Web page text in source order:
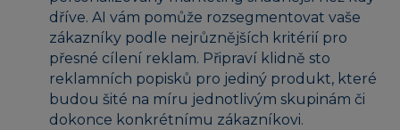
dříve. AI vám pomůže rozsegmentovat vaše
zákazníky podle nejrůznějších kritérií pro
přesné cílení reklam. Připraví klidně sto
reklamních popisků pro jediný produkt, které
budou šité na míru jednotlivým skupinám či
dokonce konkrétnímu zákazníkovi.